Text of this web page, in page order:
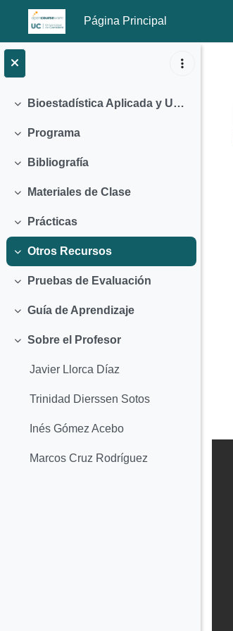
Salta al contenido principal
Página Principal
Colapsar
Bioestadística Aplicada y Uso de Software Científico (2011)
Colapsar
Programa
Colapsar
Bibliografía
Colapsar
Materiales de Clase
Colapsar
Prácticas
Colapsar
Otros Recursos
Colapsar
Pruebas de Evaluación
Colapsar
Guía de Aprendizaje
Colapsar
Sobre el Profesor
Javier Llorca Díaz
Trinidad Dierssen Sotos
Inés Gómez Acebo
Marcos Cruz Rodríguez